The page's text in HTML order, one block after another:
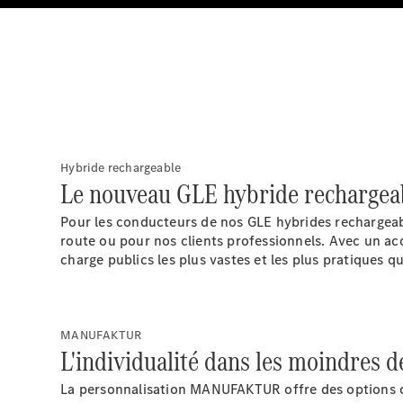
Hybride rechargeable
Le nouveau GLE hybride
Pour les conducteurs de nos GLE hybrides
route ou pour nos clients professionnels. Avec un
charge publics les plus vastes et les plus pratiques
MANUFAKTUR
L'individualité dans les moindres
La personnalisation MANUFAKTUR offre des